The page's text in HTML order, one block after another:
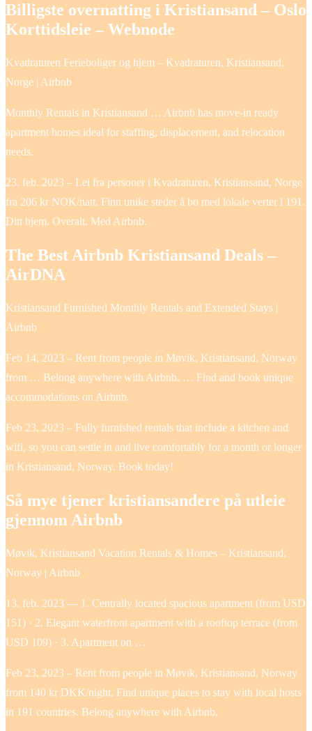
Billigste overnatting i Kristiansand – Oslo
Korttidsleie – Webnode
Kvadraturen Ferieboliger og hjem – Kvadraturen, Kristiansand,
Norge | Airbnb
Monthly Rentals in Kristiansand … Airbnb has move-in ready
apartment homes ideal for staffing, displacement, and relocation
needs.
23. feb. 2023 – Lei fra personer i Kvadraturen, Kristiansand, Norge
fra 206 kr NOK/natt. Finn unike steder å bo med lokale verter i 191.
Ditt hjem. Overalt. Med Airbnb.
The Best Airbnb Kristiansand Deals –
AirDNA
Kristiansand Furnished Monthly Rentals and Extended Stays |
Airbnb
Feb 14, 2023 – Rent from people in Møvik, Kristiansand, Norway
from … Belong anywhere with Airbnb. … Find and book unique
accommodations on Airbnb.
Feb 23, 2023 – Fully furnished rentals that include a kitchen and
wifi, so you can settle in and live comfortably for a month or longer
in Kristiansand, Norway. Book today!
Så mye tjener kristiansandere på utleie
gjennom Airbnb
Møvik, Kristiansand Vacation Rentals & Homes – Kristiansand,
Norway | Airbnb
13. feb. 2023 — 1. Centrally located spacious apartment (from USD
151) · 2. Elegant waterfront apartment with a rooftop terrace (from
USD 109) · 3. Apartment on …
Feb 23, 2023 – Rent from people in Møvik, Kristiansand, Norway
from 140 kr DKK/night. Find unique places to stay with local hosts
in 191 countries. Belong anywhere with Airbnb.